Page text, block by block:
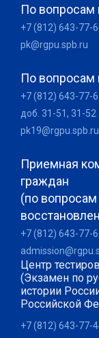
По вопросам
+7 (812) 643-77-
pk@rgpu.spb.ru
По вопросам
+7 (812) 643-77-
доб. 31-51, 31-52
pk19@rgpu.spb.ru
Приемная
граждан
(по вопросам
+7 (812) 643-77-
Центр
(Экзамен по
истории
Российской
+7 (812) 643-77-